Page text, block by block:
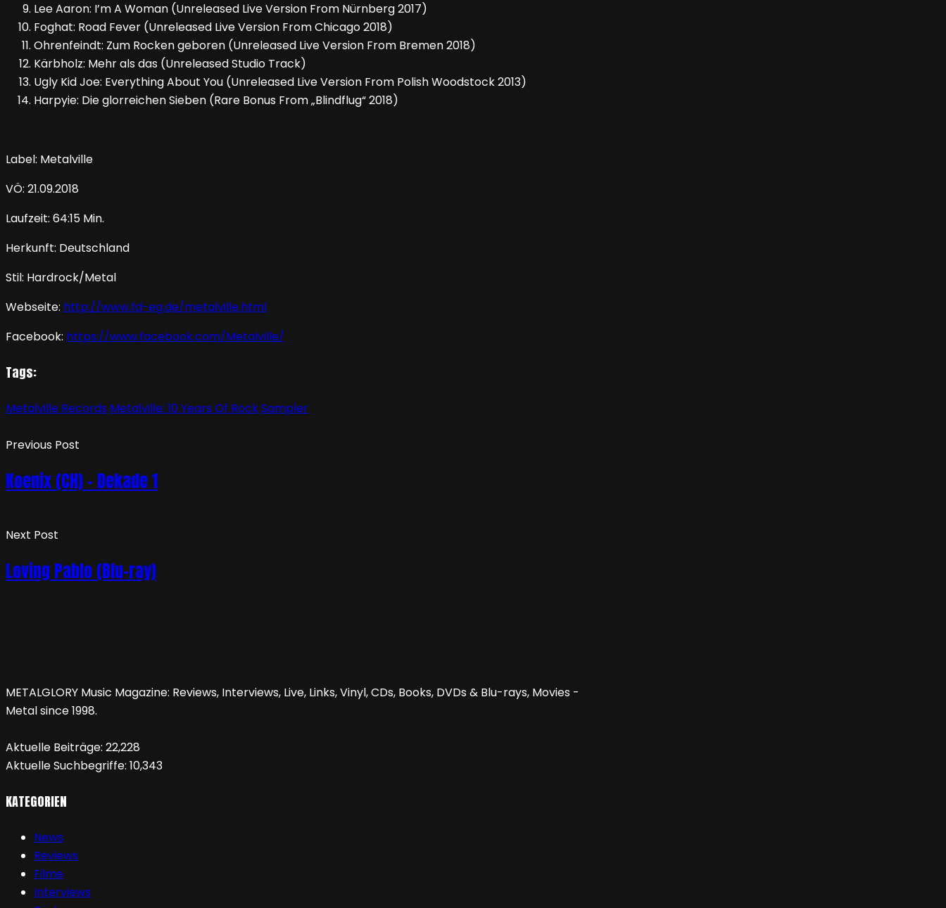
Lee Aaron: I’m A Woman (Unreleased Live Version From Nürnberg 2017)
Foghat: Road Fever (Unreleased Live Version From Chicago 2018)
Ohrenfeindt: Zum Rocken geboren (Unreleased Live Version From Bremen 2018)
Kärbholz: Mehr als das (Unreleased Studio Track)
Ugly Kid Joe: Everything About You (Unreleased Live Version From Polish Woodstock 2013)
Harpyie: Die glorreichen Sieben (Rare Bonus From „Blindflug“ 2018)
Label: Metalville
VÖ: 21.09.2018
Laufzeit: 64:15 Min.
Herkunft: Deutschland
Stil: Hardrock/Metal
Webseite: http://www.fd-eg.de/metalville.html
Facebook: https://www.facebook.com/Metalville/
Tags:
Metalville Records Metalville: 10 Years Of RockSampler
Previous Post
Koenix (CH) – Dekade 1
Next Post
Loving Pablo (Blu-ray)
METALGLORY Music Magazine: Reviews, Interviews, Live, Links, Vinyl, CDs, Books, DVDs & Blu-rays, Movies -
Metal since 1998.
Aktuelle Beiträge: 22,228
Aktuelle Suchbegriffe: 10,343
KATEGORIEN
News
Reviews
Filme
Interviews